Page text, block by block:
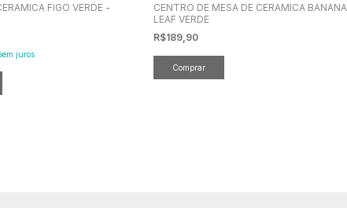
FIGO VERDE -
sem juros
CENTRO DE MESA DE CERAMICA BANANA
LEAF VERDE
R$189,90